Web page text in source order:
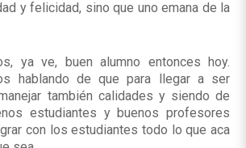
y felicidad, sino que uno emana de la
ya ve, buen alumno entonces hoy.
hablando de que para llegar a ser
también calidades y siendo de
estudiantes y buenos profesores
con los estudiantes todo lo que aca